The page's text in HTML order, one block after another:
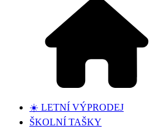
☀️ LETNÍ VÝPRODEJ
ŠKOLNÍ TAŠKY